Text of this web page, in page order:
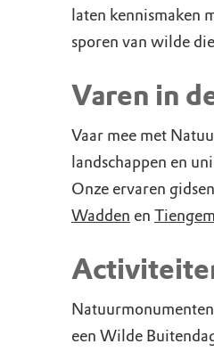
laten kennismaken
sporen van wilde
Varen in
Vaar mee met
landschappen en
Onze ervaren
Wadden en
een Wilde